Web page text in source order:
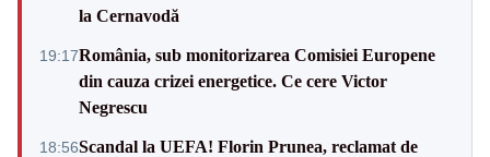
la Cernavodă
19:17România, sub monitorizarea Comisiei Europene
din cauza crizei energetice. Ce cere Victor
Negrescu
18:56Scandal la UEFA! Florin Prunea, reclamat de